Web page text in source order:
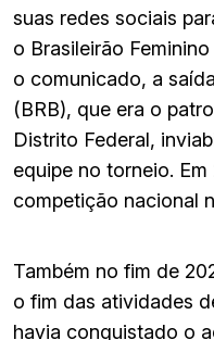
suas redes sociais
o Brasileirão
o comunicado, a
(BRB), que era o
Distrito Federal,
equipe no torneio.
competição nacional
Também no fim de
o fim das atividades
havia conquistado o